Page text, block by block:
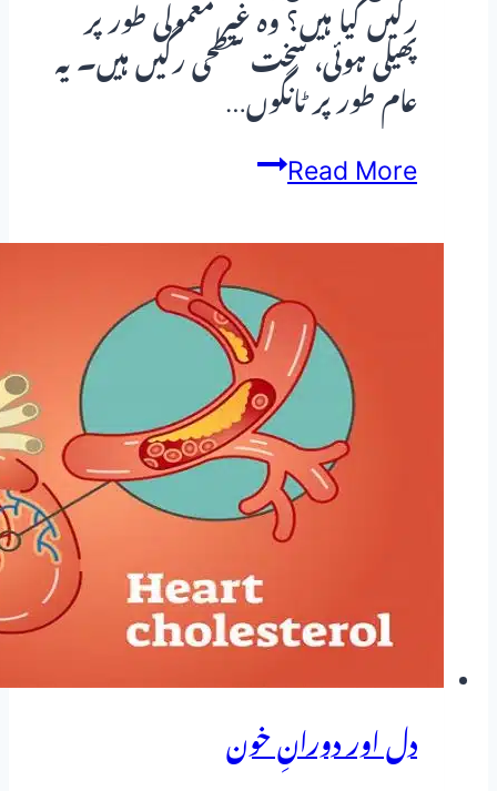
رگیں کیا ہیں؟ وہ غیر معمولی طور پر
پھیلی ہوئی، سخت سطحی رگیں ہیں۔ یہ
عام طور پر ٹانگوں…
Read Moreویری
وینز
(Varicose
Veins)
کا
ہومیوپیتھک
علاج
—
ابھری
رگوں
اور
سوجن
مکمل
دل اور دورانِ خون